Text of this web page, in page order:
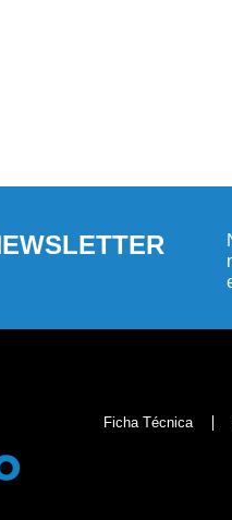
Ficha Técnica